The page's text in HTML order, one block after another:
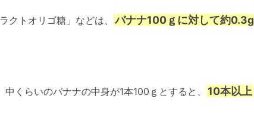
クトオリゴ糖」などは、 バナナ100ｇに対して約0.3g
くらいのバナナの中身が1本100ｇとすると、
10本以上